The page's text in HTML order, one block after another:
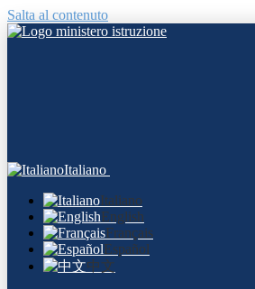
Salta al contenuto
Italiano
Italiano
English
Français
Español
中文